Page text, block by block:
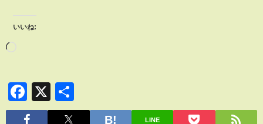
いいね:
Facebook
X
有
LINE